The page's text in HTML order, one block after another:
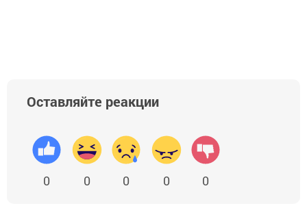
Оставляйте реакции
0 0 0 0 0